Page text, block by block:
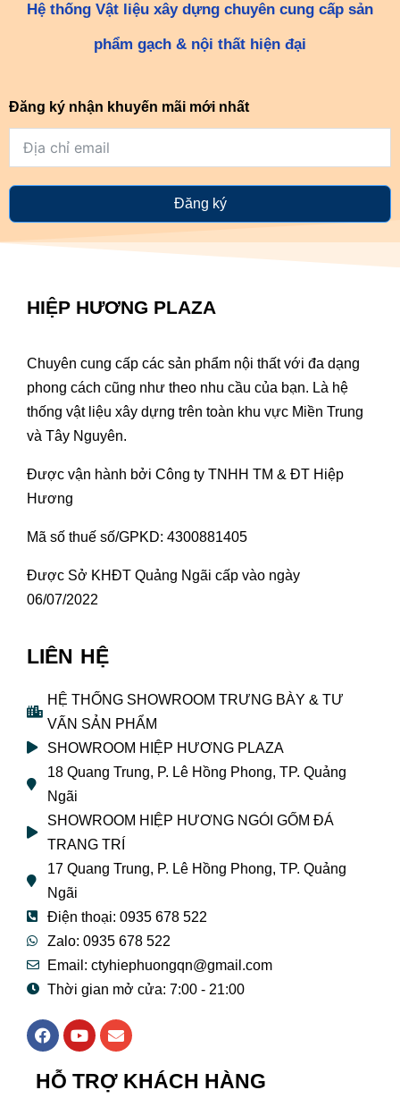
Hệ thống Vật liệu xây dựng chuyên cung cấp sản
phẩm gạch & nội thất hiện đại
Đăng ký nhận khuyến mãi mới nhất
Đăng ký
HIỆP HƯƠNG PLAZA
Chuyên cung cấp các sản phẩm nội thất với đa dạng
phong cách cũng như theo nhu cầu của bạn. Là hệ
thống vật liệu xây dựng trên toàn khu vực Miền Trung
và Tây Nguyên.
Được vận hành bởi Công ty TNHH TM & ĐT Hiệp
Hương
Mã số thuế số/GPKD: 4300881405
Được Sở KHĐT Quảng Ngãi cấp vào ngày
06/07/2022
LIÊN HỆ
HỆ THỐNG SHOWROOM TRƯNG BÀY & TƯ
VẤN SẢN PHẨM
SHOWROOM HIỆP HƯƠNG PLAZA
18 Quang Trung, P. Lê Hồng Phong, TP. Quảng
Ngãi
SHOWROOM HIỆP HƯƠNG NGÓI GỐM ĐÁ
TRANG TRÍ
17 Quang Trung, P. Lê Hồng Phong, TP. Quảng
Ngãi
Điện thoại: 0935 678 522
Zalo: 0935 678 522
Email: ctyhiephuongqn@gmail.com
Thời gian mở cửa: 7:00 - 21:00
F
a
e
b
Y
o
t
u
E
n
e
l
HỖ TRỢ KHÁCH HÀNG